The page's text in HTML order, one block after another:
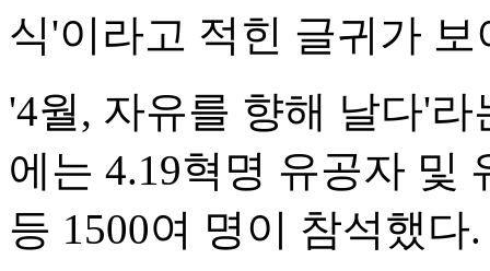
식'이라고 적힌 글귀가 보
'4월, 자유를 향해 날다'
에는 4.19혁명 유공자 및
등 1500여 명이 참석했다.